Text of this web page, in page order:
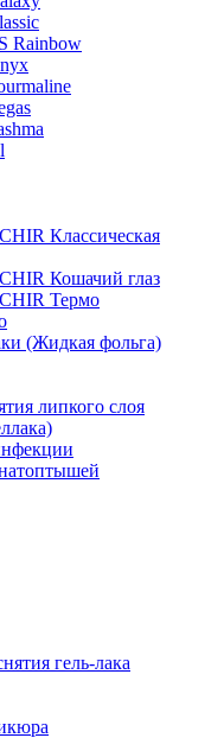
Rainbow
Классическая
Кошачий глаз
Термо
(Жидкая фольга)
липкого слоя
гель-лака